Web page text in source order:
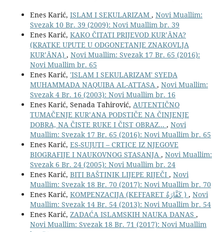
Enes Karić, ISLAM I SEKULARIZAM , Novi Muallim:
Svezak 10 Br. 39 (2009): Novi Muallim br. 39
Enes Karić, KAKO ČITATI PRIJEVOD KUR’ĀNA?
(KRATKE UPUTE U ODGONETANJE ZNAKOVLJA
KUR’ĀNA) , Novi Muallim: Svezak 17 Br. 65 (2016):
Novi Muallim br. 65
Enes Karić, 'ISLAM I SEKULARIZAM' SYEDA
MUHAMMADA NAQUIBA AL-ATTASA , Novi Muallim:
Svezak 4 Br. 16 (2003): Novi Muallim br. 16
Enes Karić, Senada Tahirović, AUTENTIČNO
TUMAČENJE KUR’ANA PODSTIČE NA ČINJENJE
DOBRA, NA ČISTE RUKE I ČIST OBRAZ... , Novi
Muallim: Svezak 17 Br. 65 (2016): Novi Muallim br. 65
Enes Karić, ES-SUJUTI – CRTICE IZ NJEGOVE
BIOGRAFIJE I NAUKOVNOG STASANJA , Novi Muallim:
Svezak 6 Br. 24 (2005): Novi Muallim br. 24
Enes Karić, BITI BAŠTINIK LIJEPE RIJEČI , Novi
Muallim: Svezak 18 Br. 70 (2017): Novi Muallim br. 70
Enes Karić,
KOMPENZACIJA (KEFFARET كَفَّارَةٌ ) , Novi
Muallim: Svezak 14 Br. 54 (2013): Novi Muallim br. 54
Enes Karić, ZADAĆA ISLAMSKIH NAUKA DANAS ,
Novi Muallim: Svezak 18 Br. 71 (2017): Novi Muallim